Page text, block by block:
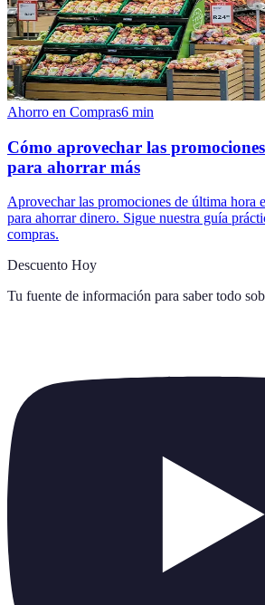
Ahorro en Compras6 min
Cómo aprovechar las
para ahorrar más
Aprovechar las promociones de última hora
para ahorrar dinero. Sigue nuestra guía
compras.
Descuento Hoy
Tu fuente de información para saber todo